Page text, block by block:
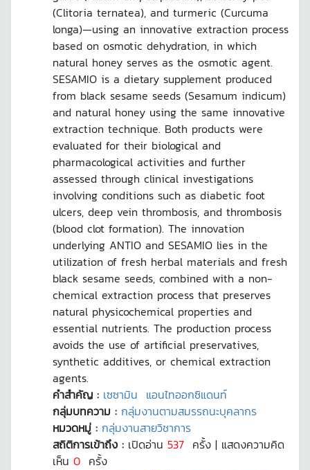
(Clitoria ternatea), and turmeric (Curcuma
longa)—using an innovative extraction process
based on osmotic dehydration, in which
natural honey serves as the osmotic agent.
SESAMIO is a dietary supplement produced
from black sesame seeds (Sesamum indicum)
and natural honey using the same innovative
extraction technique. Both products were
evaluated for their biological and
pharmacological activities and further
assessed through clinical investigations
involving conditions such as diabetic foot
ulcers, deep vein thrombosis, and thrombosis
(blood clot formation). The innovation
underlying ANTIO and SESAMIO lies in the
utilization of fresh herbal materials and fresh
black sesame seeds, combined with a non-
chemical extraction process that preserves
natural physicochemical properties and
essential nutrients. The production process
avoids the use of artificial preservatives,
synthetic additives, or chemical extraction
agents.
คำสำคัญ : เซซามิน แอนไทออกซิแดนท์
กลุ่มบทความ : กลุ่มงานตามสมรรถนะบุคลากร
หมวดหมู่ : กลุ่มงานสายวิชาการ
สถิติการเข้าถึง : เปิดอ่าน 537 ครั้ง | แสดงความคิด
เห็น 0 ครั้ง